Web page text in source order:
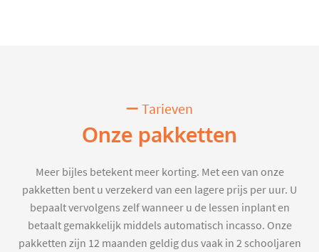
Tarieven
Onze pakketten
Meer bijles betekent meer korting. Met een van onze
pakketten bent u verzekerd van een lagere prijs per uur. U
bepaalt vervolgens zelf wanneer u de lessen inplant en
betaalt gemakkelijk middels automatisch incasso. Onze
pakketten zijn 12 maanden geldig dus vaak in 2 schooljaren